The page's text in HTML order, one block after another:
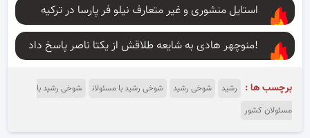
استایل منشوری و غیر متعارف نیلو فر پارسا در ترکیه
منوچهر هادی به شایعه طلاقش از یکتا ناصر پاسخ داد!
برچسب ها : رشید شوخی رشید شوخی رشید با مسئولان
شوخی رشید با
مسئولان کشور